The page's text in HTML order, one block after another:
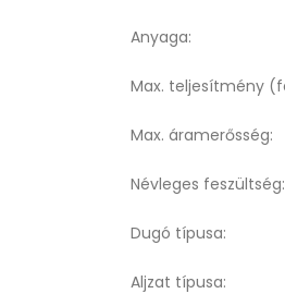
Anyaga:
Max. teljesítmény
Max. áramerősség:
Névleges feszültség:
Dugó típusa:
Aljzat típusa: